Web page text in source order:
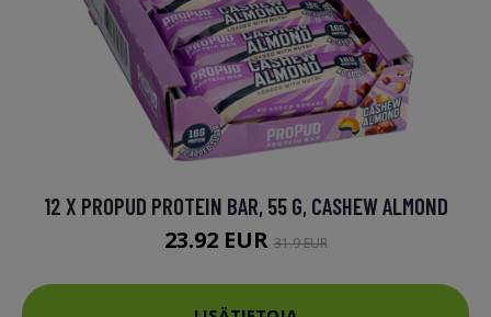
12 X PROPUD PROTEIN BAR, 55 G, CASHEW ALMOND
23.92 EUR31.9 EUR